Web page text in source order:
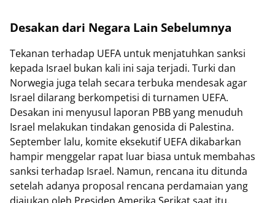
Desakan dari Negara Lain Sebelumnya
Tekanan terhadap UEFA untuk menjatuhkan sanksi
kepada Israel bukan kali ini saja terjadi. Turki dan
Norwegia juga telah secara terbuka mendesak agar
Israel dilarang berkompetisi di turnamen UEFA.
Desakan ini menyusul laporan PBB yang menuduh
Israel melakukan tindakan genosida di Palestina.
September lalu, komite eksekutif UEFA dikabarkan
hampir menggelar rapat luar biasa untuk membahas
sanksi terhadap Israel. Namun, rencana itu ditunda
setelah adanya proposal rencana perdamaian yang